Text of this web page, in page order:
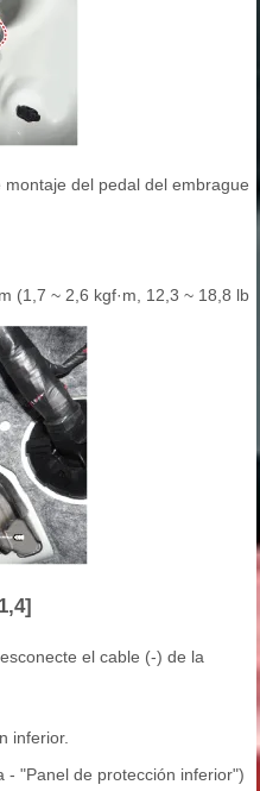
del pedal del embrague
(1,7 ~ 2,6 kgf·m, 12,3 ~ 18,8
el cable (-) de la
inferior.
- "Panel de protección inferior")